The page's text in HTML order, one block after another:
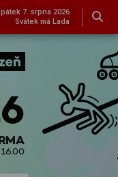
pátek 7. srpna 2026
Svátek má Lada